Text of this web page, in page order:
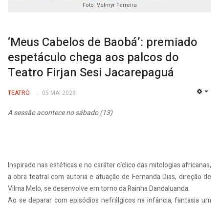
Foto: Valmyr Ferreira
‘Meus Cabelos de Baobá’: premiado
espetáculo chega aos palcos do
Teatro Firjan Sesi Jacarepaguá
TEATRO 05 MAI 2023
A sessão acontece no sábado (13)
Inspirado nas estéticas e no caráter cíclico das mitologias africanas,
a obra teatral com autoria e atuação de Fernanda Dias, direção de
Vilma Melo, se desenvolve em torno da Rainha Dandaluanda.
Ao se deparar com episódios nefrálgicos na infância, fantasia um